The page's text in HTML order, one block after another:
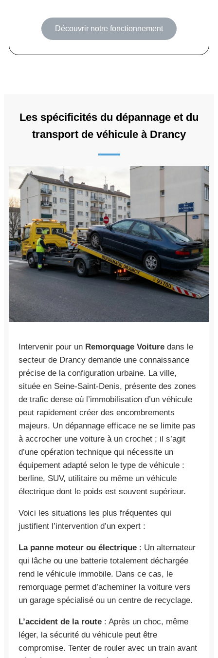
Découvrir notre fonctionnement
Les spécificités du dépannage et du
transport de véhicule à Drancy
Intervenir pour un Remorquage Voiture dans le
secteur de Drancy demande une connaissance
précise de la configuration urbaine. La ville,
située en Seine-Saint-Denis, présente des zones
de trafic dense où l’immobilisation d’un véhicule
peut rapidement créer des encombrements
majeurs. Un dépannage efficace ne se limite pas
à accrocher une voiture à un crochet ; il s’agit
d’une opération technique qui nécessite un
équipement adapté selon le type de véhicule :
berline, SUV, utilitaire ou même un véhicule
électrique dont le poids est souvent supérieur.
Voici les situations les plus fréquentes qui
justifient l’intervention d’un expert :
La panne moteur ou électrique : Un alternateur
qui lâche ou une batterie totalement déchargée
rend le véhicule immobile. Dans ce cas, le
remorquage permet d’acheminer la voiture vers
un garage spécialisé ou un centre de recyclage.
L’accident de la route : Après un choc, même
léger, la sécurité du véhicule peut être
compromise. Tenter de rouler avec un train avant